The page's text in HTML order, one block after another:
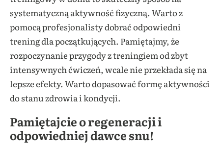
systematyczną aktywność fizyczną. Warto z
pomocą profesjonalisty dobrać odpowiedni
trening dla początkujących. Pamiętajmy, że
rozpoczynanie przygody z treningiem od zbyt
intensywnych ćwiczeń, wcale nie przekłada się na
lepsze efekty. Warto dopasować formę aktywności
do stanu zdrowia i kondycji.
Pamiętajcie o regeneracji i
odpowiedniej dawce snu!